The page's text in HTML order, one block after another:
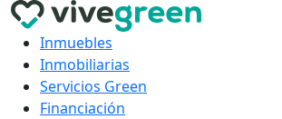
Inmuebles
Inmobiliarias
Servicios Green
Financiación